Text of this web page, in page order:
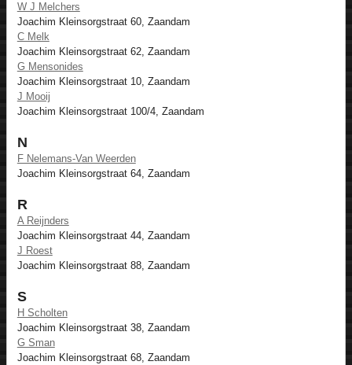
W J Melchers
Joachim Kleinsorgstraat 60, Zaandam
C Melk
Joachim Kleinsorgstraat 62, Zaandam
G Mensonides
Joachim Kleinsorgstraat 10, Zaandam
J Mooij
Joachim Kleinsorgstraat 100/4, Zaandam
N
F Nelemans-Van Weerden
Joachim Kleinsorgstraat 64, Zaandam
R
A Reijnders
Joachim Kleinsorgstraat 44, Zaandam
J Roest
Joachim Kleinsorgstraat 88, Zaandam
S
H Scholten
Joachim Kleinsorgstraat 38, Zaandam
G Sman
Joachim Kleinsorgstraat 68, Zaandam